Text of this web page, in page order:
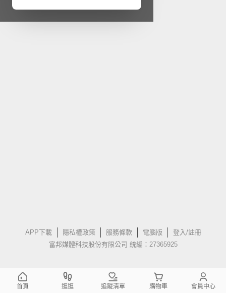
APP下載 隱私權政策 服務條款 電腦版
登入/註冊
富邦媒體科技股份有限公司 統編：27365925
首頁 逛逛 追蹤清單 購物車 會員中心